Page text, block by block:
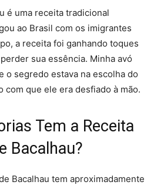
é uma receita tradicional
ao Brasil com os imigrantes
a receita foi ganhando toques
sua essência. Minha avó
o segredo estava na escolha do
com que ele era desfiado à mão.
Tem a Receita
Bacalhau?
Bacalhau tem aproximadamente